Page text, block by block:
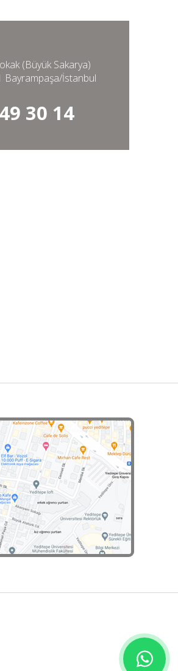
(Büyük Sakarya)
Bayrampaşa/İstanbul
30 14